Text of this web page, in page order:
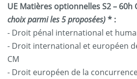
UE Matières optionnelles S2– 60h
choix parmi les 5 proposées)* :
- Droit pénal international et
- Droit international et européen
CM
- Droit européen de la